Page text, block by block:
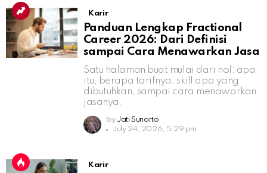
Karir
Panduan Lengkap Fractional
Career 2026: Dari Definisi
sampai Cara Menawarkan Jasa
Satu halaman buat mulai dari nol: apa
itu, berapa tarifnya, skill apa yang
dibutuhkan, sampai cara menawarkan
jasanya.
by Jati Sunarto
July 24, 2026, 5:29 pm
Karir